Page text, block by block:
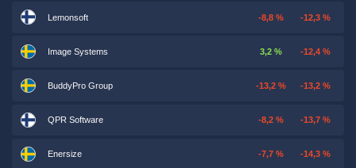
Lemonsoft -8,8 % -12,3 %
Image Systems 3,2 % -12,4 %
BuddyPro Group -13,2 % -13,2 %
QPR Software -8,2 % -13,7 %
Enersize -7,7 % -14,3 %